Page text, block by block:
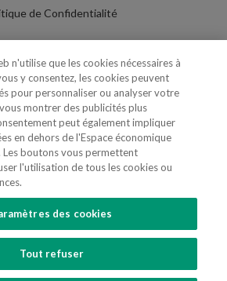
de Confidentialité
Politique de Cookies
des cookies
Frauduleuse du Nom/Brand
SUIVEZ-NOUS
SP RL. Todos os direitos reservados.
n'utilise que les cookies nécessaires à
y consentez, les cookies peuvent
pour personnaliser ou analyser votre
montrer des publicités plus
peut également impliquer
en dehors de l'Espace économique
Les boutons vous permettent
l'utilisation de tous les cookies ou
des cookies
Tout refuser